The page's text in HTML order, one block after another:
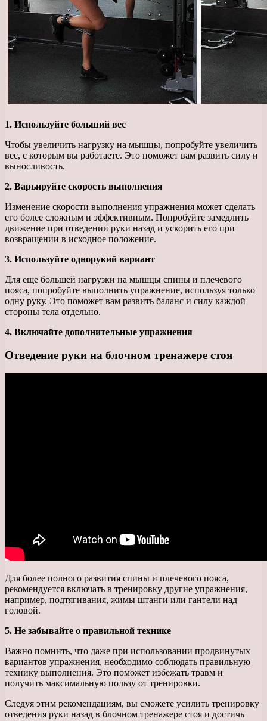
1. Используйте больший вес
Чтобы увеличить нагрузку на мышцы, попробуйте увеличить
вес, с которым вы работаете. Это поможет вам развить силу и
выносливость.
2. Варьируйте скорость выполнения
Изменение скорости выполнения упражнения может сделать
его более сложным и эффективным. Попробуйте замедлить
движение при отведении руки назад и ускорить его при
возвращении в исходное положение.
3. Используйте однорукий вариант
Для еще большей нагрузки на мышцы спины и плечевого
пояса, попробуйте выполнить упражнение, используя только
одну руку. Это поможет вам развить баланс и силу каждой
стороны тела отдельно.
4. Включайте дополнительные упражнения
Отведение руки на блочном тренажере стоя
Для более полного развития спины и плечевого пояса,
рекомендуется включать в тренировку другие упражнения,
например, подтягивания, жимы штанги или гантели над
головой.
5. Не забывайте о правильной технике
Важно помнить, что даже при использовании продвинутых
вариантов упражнения, необходимо соблюдать правильную
технику выполнения. Это поможет избежать травм и
получить максимальную пользу от тренировки.
Следуя этим рекомендациям, вы сможете усилить тренировку
отведения руки назад в блочном тренажере стоя и достичь